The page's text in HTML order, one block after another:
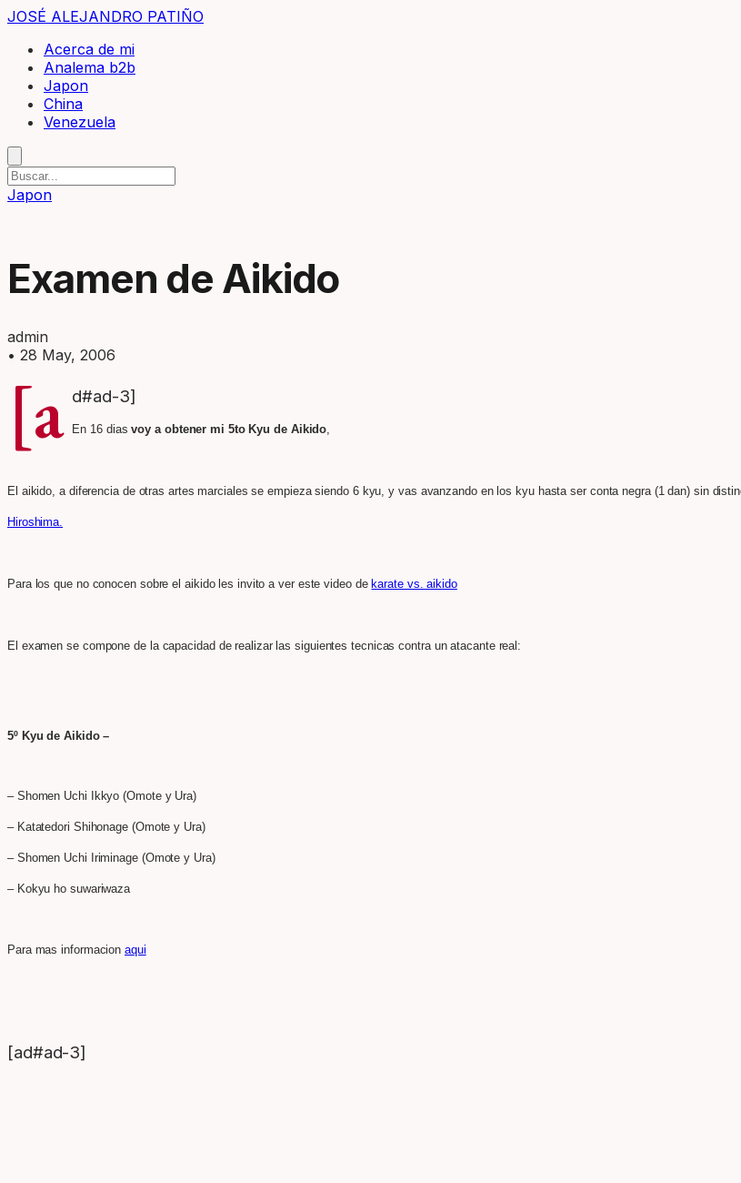
JOSÉ ALEJANDRO PATIÑO
Acerca de mi
Analema b2b
Japon
China
Venezuela
Japon
Examen de Aikido
admin
• 28 May, 2006
[a d#ad-3]
En 16 diasvoy a obtener mi 5to Kyu de Aikido,
El aikido, a diferencia de otras artes marciales se empieza siendo 6 kyu, y vas avanzando en los kyu hasta ser conta negra (1 dan) sin
Hiroshima.
Para los que no conocen sobre el aikido les invito a ver este video de karate vs. aikido
El examen se compone de la capacidad de realizar las siguientes tecnicas contra un atacante real:
5º Kyu de Aikido –
– Shomen Uchi Ikkyo (Omote y Ura)
– Katatedori Shihonage (Omote y Ura)
– Shomen Uchi Iriminage (Omote y Ura)
– Kokyu ho suwariwaza
Para mas informacionaqui
[ad#ad-3]